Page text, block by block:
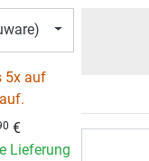
5x auf
€
Lieferung